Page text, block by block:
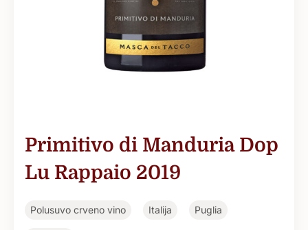
Primitivo di Manduria Dop
Lu Rappaio 2019
Polusuvo crveno vino Italija Puglia